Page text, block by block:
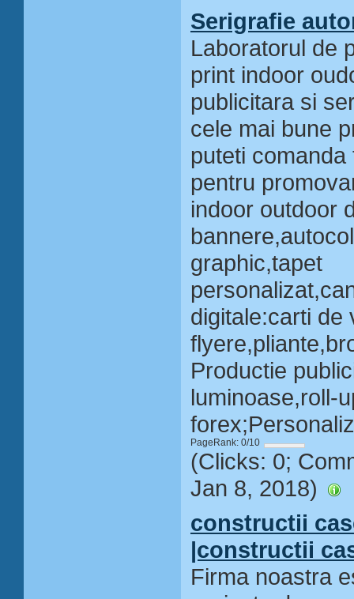
Serigrafie
Laboratorul de
print indoor
publicitara si
cele mai bune
puteti
pentru
indoor outdoor
graphic,tapet
digitale:carti de
Productie
luminoase,roll-
PageRank: 0/10
(Clicks: 0;
Jan 8, 2018)
constructii
|constructii
Firma noastra